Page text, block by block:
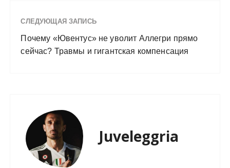
СЛЕДУЮЩАЯ ЗАПИСЬ
Почему «Ювентус» не уволит Аллегри прямо
сейчас? Травмы и гигантская компенсация
Juveleggria